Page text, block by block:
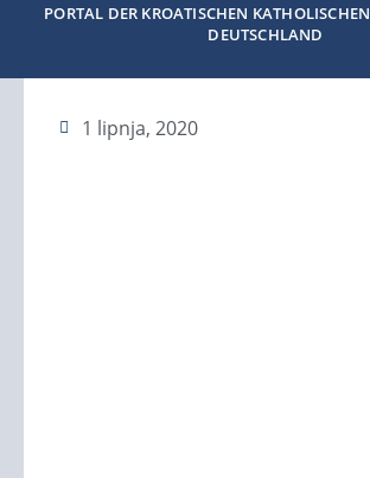
PORTAL DER KROATISCHEN
DEUTSCHLAND
1 lipnja, 2020